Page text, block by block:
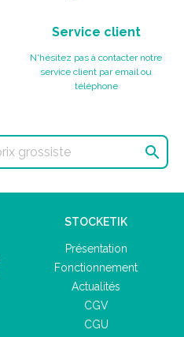
Service client
N'hésitez pas à contacter notre
service client par email ou
téléphone

STOCKETIK
Présentation
Fonctionnement
Actualités
CGV
CGU